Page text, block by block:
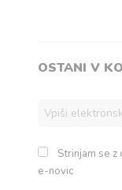
OSTANI V
Strinjam se
e-novic